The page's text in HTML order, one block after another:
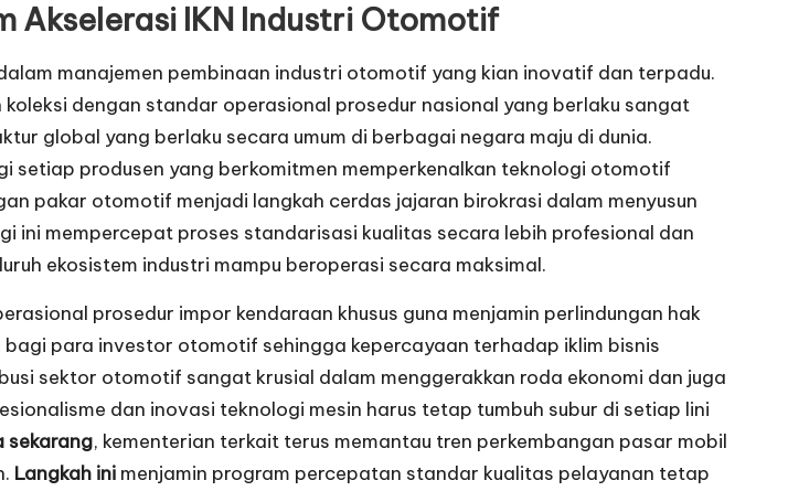
Akselerasi IKN Industri Otomotif
manajemen pembinaan industri otomotif yang kian inovatif dan terpadu.
dengan standar operasional prosedur nasional yang berlaku sangat
global yang berlaku secara umum di berbagai negara maju di dunia.
setiap produsen yang berkomitmen memperkenalkan teknologi otomotif
pakar otomotif menjadi langkah cerdas jajaran birokrasi dalam menyusun
mempercepat proses standarisasi kualitas secara lebih profesional dan
ekosistem industri mampu beroperasi secara maksimal.
prosedur impor kendaraan khusus guna menjamin perlindungan hak
para investor otomotif sehingga kepercayaan terhadap iklim bisnis
sektor otomotif sangat krusial dalam menggerakkan roda ekonomi dan juga
dan inovasi teknologi mesin harus tetap tumbuh subur di setiap lini
sekarang, kementerian terkait terus memantau tren perkembangan pasar mobil
Langkah ini menjamin program percepatan standar kualitas pelayanan tetap